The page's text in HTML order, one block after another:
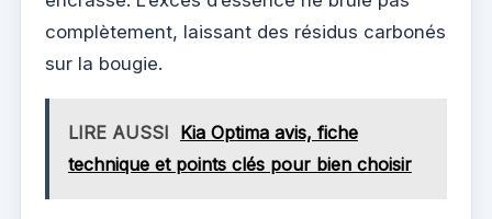
complètement, laissant des résidus carbonés
sur la bougie.
LIRE AUSSI Kia Optima avis, fiche
technique et points clés pour bien choisir